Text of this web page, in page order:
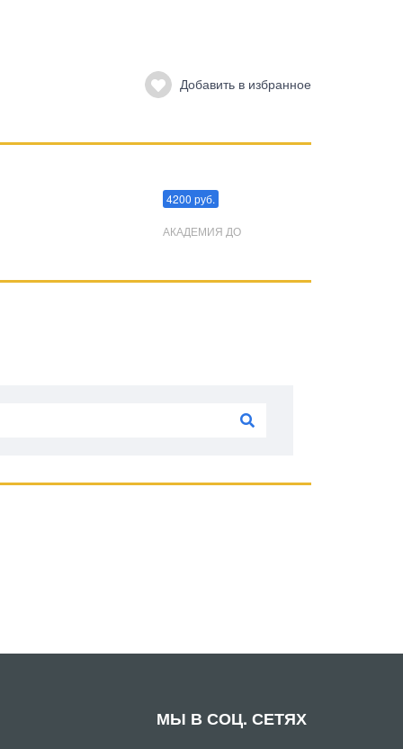
Добавить в избранное
4200 руб.
АКАДЕМИЯ ДО
МЫ В СОЦ. СЕТЯХ